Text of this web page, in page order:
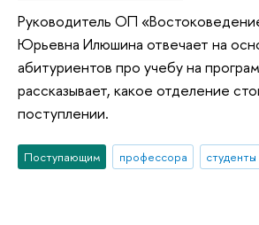
Руководитель ОП
Юрьевна Илюшина отвечает на
абитуриентов про учебу на
рассказывает, какое отделение
поступлении.
Поступающим профессора студенты